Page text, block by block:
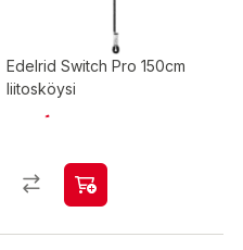
Edelrid Switch Pro 150cm
liitosköysi